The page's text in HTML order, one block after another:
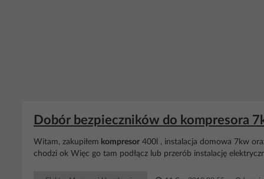
Dobór bezpieczników do kompresora
Witam, zakupiłem kompresor 400l , instalacja domowa 7kw
chodzi ok Więc go tam podłącz lub przerób instalację